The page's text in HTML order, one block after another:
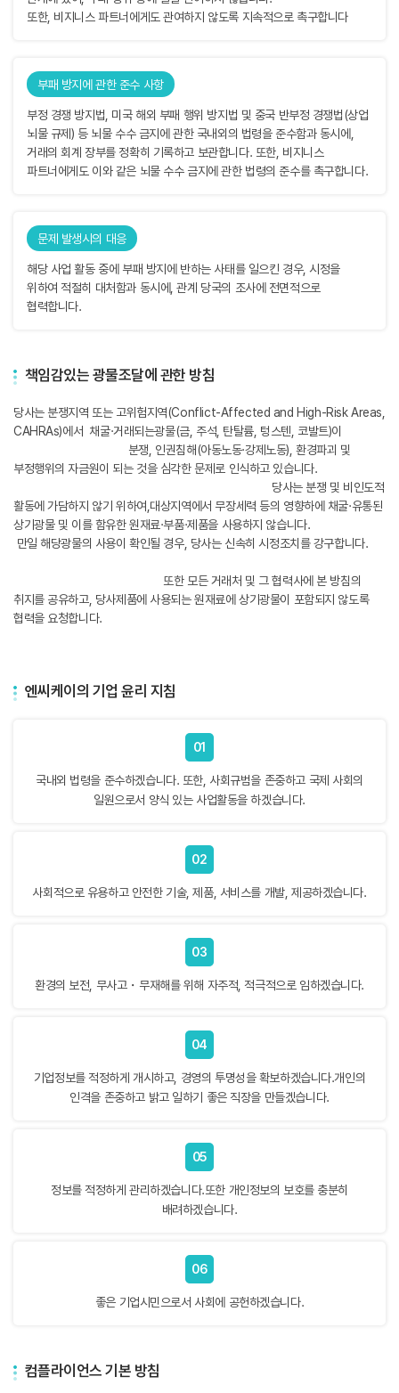
또한, 비지니스 파트너에게도 관여하지 않도록 지속적으로 촉구합니다
부패 방지에 관한 준수 사항
부정 경쟁 방지법, 미국 해외 부패 행위 방지법 및 중국 반부정 경쟁법(상업
뇌물 규제) 등 뇌물 수수 금지에 관한 국내외의 법령을 준수함과 동시에,
거래의 회계 장부를 정확히 기록하고 보관합니다. 또한, 비지니스
파트너에게도 이와 같은 뇌물 수수 금지에 관한 법령의 준수를 촉구합니다.
문제 발생시의 대응
해당 사업 활동 중에 부패 방지에 반하는 사태를 일으킨 경우, 시정을
위하여 적절히 대처함과 동시에, 관계 당국의 조사에 전면적으로
협력합니다.
책임감있는 광물조달에 관한 방침
당사는 분쟁지역 또는 고위험지역(Conflict-Affected and High-Risk Areas,
CAHRAs)에서 채굴·거래되는광물(금, 주석, 탄탈륨, 텅스텐, 코발트)이
분쟁, 인권침해(아동노동·강제노동), 환경파괴 및
부정행위의 자금원이 되는 것을 심각한 문제로 인식하고 있습니다.
당사는 분쟁 및 비인도적
활동에 가담하지 않기 위하여, 대상지역에서 무장세력 등의 영향하에 채굴·유통된
상기광물 및 이를 함유한 원재료·부품·제품을 사용하지 않습니다.
만일 해당광물의 사용이 확인될 경우, 당사는 신속히 시정조치를 강구합니다.
또한 모든 거래처 및 그 협력사에 본 방침의
취지를 공유하고, 당사제품에 사용되는 원재료에 상기광물이 포함되지 않도록
협력을 요청합니다.
엔씨케이의 기업 윤리 지침
01
국내외 법령을 준수하겠습니다. 또한, 사회규범을 존중하고 국제 사회의
일원으로서 양식 있는 사업활동을 하겠습니다.
02
사회적으로 유용하고 안전한 기술, 제품, 서비스를 개발, 제공하겠습니다.
03
환경의 보전, 무사고・무재해를 위해 자주적, 적극적으로 임하겠습니다.
04
기업정보를 적정하게 개시하고, 경영의 투명성을 확보하겠습니다.개인의
인격을 존중하고 밝고 일하기 좋은 직장을 만들겠습니다.
05
정보를 적정하게 관리하겠습니다.또한 개인정보의 보호를 충분히
배려하겠습니다.
06
좋은 기업시민으로서 사회에 공헌하겠습니다.
컴플라이언스 기본 방침